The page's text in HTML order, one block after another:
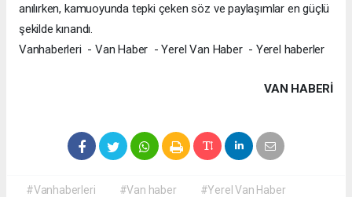
anılırken, kamuoyunda tepki çeken söz ve paylaşımlar en güçlü
şekilde kınandı.
Vanhaberleri - Van Haber - Yerel Van Haber - Yerel haberler
VAN HABERİ
#Vanhaberleri #Van haber
#Yerel Van Haber